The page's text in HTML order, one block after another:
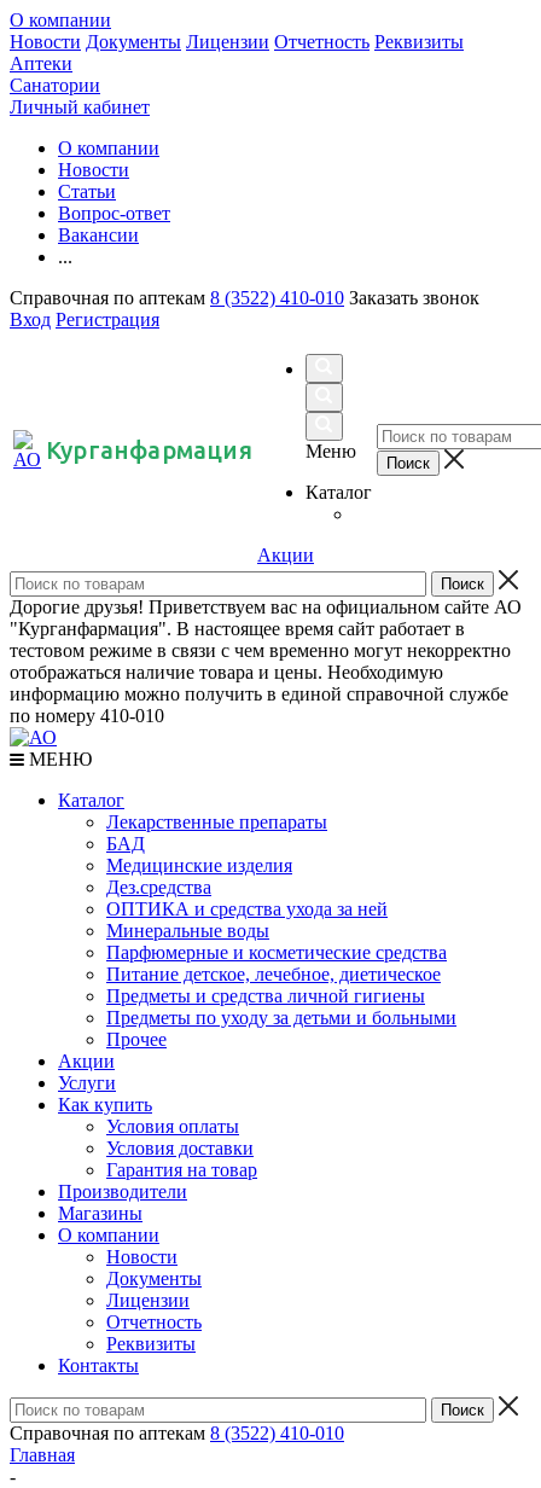
О компании
Новости Документы Лицензии Отчетность Реквизиты
Аптеки
Санатории
Личный кабинет
О компании
Новости
Статьи
Вопрос-ответ
Вакансии
...
Справочная по аптекам 8 (3522) 410-010 Заказать звонок
Вход Регистрация
Курганфармация
Меню
Каталог
Акции
Дорогие друзья! Приветствуем вас на официальном сайте АО
"Курганфармация". В настоящее время сайт работает в
тестовом режиме в связи с чем временно могут некорректно
отображаться наличие товара и цены. Необходимую
информацию можно получить в единой справочной службе
по номеру 410-010
МЕНЮ
Каталог
Лекарственные препараты
БАД
Медицинские изделия
Дез.средства
ОПТИКА и средства ухода за ней
Минеральные воды
Парфюмерные и косметические средства
Питание детское, лечебное, диетическое
Предметы и средства личной гигиены
Предметы по уходу за детьми и больными
Прочее
Акции
Услуги
Как купить
Условия оплаты
Условия доставки
Гарантия на товар
Производители
Магазины
О компании
Новости
Документы
Лицензии
Отчетность
Реквизиты
Контакты
Справочная по аптекам 8 (3522) 410-010
Главная
-